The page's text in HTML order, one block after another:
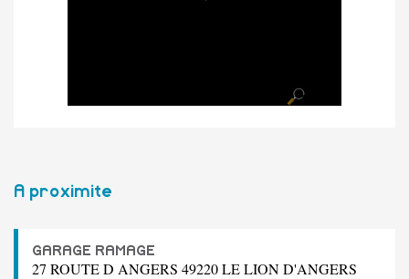
A proximite
GARAGE RAMAGE
27 ROUTE D ANGERS 49220 LE LION D'ANGERS